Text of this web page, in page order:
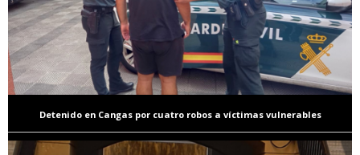
Detenido en Cangas por cuatro robos a víctimas vulnerables